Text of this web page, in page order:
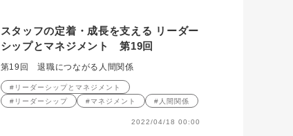
スタッフの定着・成長を支える リーダー
シップとマネジメント 第19回
第19回 退職につながる人間関係
#リーダーシップとマネジメント
#リーダーシップ
#マネジメント #人間関係
2022/04/18 00:00